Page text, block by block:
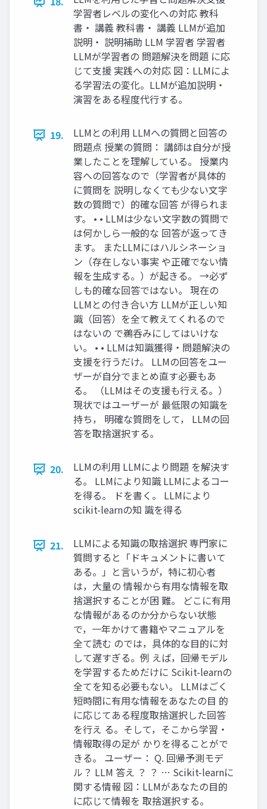
学習者レベルの変化への対応 教科
書・ 講義 教科書・ 講義 LLMが追加
説明・ 説明補助 LLM 学習者 学習者
LLMが学習者の 問題解決を問題 に応
じて支援 実践への対応 図：LLMによ
る学習法の変化。LLMが追加説明・
演習をある程度代行する。
19.
LLMとの利用 LLMへの質問と回答の
問題点 授業の質問： 講師は自分が授
業したことを理解している。 授業内
容への回答なので（学習者が具体的
に質問を 説明しなくても少ない文字
数の質問で）的確な回答 が得られま
す。 • • LLMは少ない文字数の質問で
は何かしら一般的な 回答が返ってき
ます。 またLLMにはハルシネーショ
ン（存在しない事実 や正確でない情
報を生成する。）が起きる。 →必ず
しも的確な回答ではない。 現在の
LLMとの付き合い方 LLMが正しい知
識（回答）を全て教えてくれるので
はないの で鵜呑みにしてはいけな
い。 • • LLMは知識獲得・問題解決の
支援を行うだけ。 LLMの回答をユー
ザーが自分でまとめ直す必要もあ
る。 （LLMはその支援も行える。）
現状ではユーザーが 最低限の知識を
持ち， 明確な質問をして， LLMの回
答を取捨選択する。
20.
LLMの利用 LLMにより問題 を解決す
る。 LLMにより知識 LLMによるコー
を得る。 ドを書く。 LLMにより
scikit-learnの知 識を得る
21.
LLMによる知識の取捨選択 専門家に
質問すると「ドキュメントに書いて
ある。」と言いうが，特に初心者
は，大量の 情報から有用な情報を取
捨選択することが困 難。 どこに有用
な情報があるのか分からない状態
で，一年かけて書籍やマニュアルを
全て読む のでは，具体的な目的に対
して遅すぎる。例 えば，回帰モデル
を学習するためだけに Scikit-learnの
全てを知る必要もない。 LLMはごく
短時間に有用な情報をあなたの目 的
に応じてある程度取捨選択した回答
を行え る。そして，そこから学習・
情報取得の足が かりを得ることがで
きる。 ユーザー： Q. 回帰予測モデ
ル？ LLM 答え ？ ？ … Scikit-learnに
関する情報 図：LLMがあなたの目的
に応じて情報を 取捨選択する。